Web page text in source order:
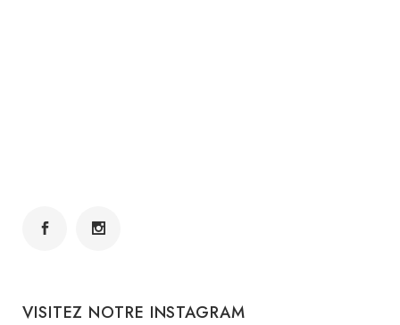
VISITEZ NOTRE INSTAGRAM